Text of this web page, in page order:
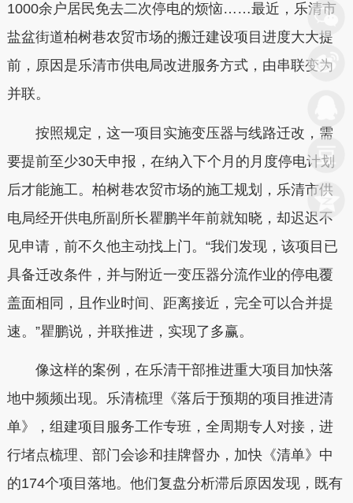
1000余户居民免去二次停电的烦恼……最近，乐清市
盐盆街道柏树巷农贸市场的搬迁建设项目进度大大提
前，原因是乐清市供电局改进服务方式，由串联变为
并联。
按照规定，这一项目实施变压器与线路迁改，需
要提前至少30天申报，在纳入下个月的月度停电计划
后才能施工。柏树巷农贸市场的施工规划，乐清市供
电局经开供电所副所长瞿鹏半年前就知晓，却迟迟不
见申请，前不久他主动找上门。“我们发现，该项目已
具备迁改条件，并与附近一变压器分流作业的停电覆
盖面相同，且作业时间、距离接近，完全可以合并提
速。”瞿鹏说，并联推进，实现了多赢。
像这样的案例，在乐清干部推进重大项目加快落
地中频频出现。乐清梳理《落后于预期的项目推进清
单》，组建项目服务工作专班，全周期专人对接，进
行堵点梳理、部门会诊和挂牌督办，加快《清单》中
的174个项目落地。他们复盘分析滞后原因发现，既有